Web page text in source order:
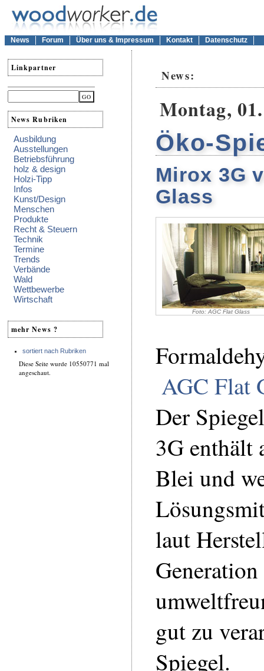
News Forum Über uns & Impressum Kontakt Datenschutz
Linkpartner
News Rubriken
Ausbildung
Ausstellungen
Betriebsführung
holz & design
Holzi-Tipp
Infos
Kunst/Design
Menschen
Produkte
Recht & Steuern
Technik
Termine
Trends
Verbände
Wald
Wettbewerbe
Wirtschaft
mehr News ?
sortiert nach Rubriken
Diese Seite wurde 10550771 mal
angeschaut.
News:
Montag,
Öko-
Mirox 3G
Glass
Foto: AGC Flat Glass
AGC Flat
Der
3G enthält
Blei und
laut
gut zu
Spiegel.